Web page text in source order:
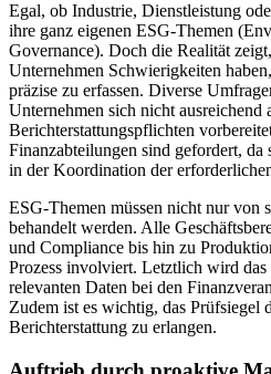
Egal, ob Industrie, Dienstleistung
ihre ganz eigenen ESG-Themen
Governance). Doch die Realität
Unternehmen Schwierigkeiten
präzise zu erfassen. Diverse
Unternehmen sich nicht ausreichend
Berichterstattungspflichten
Finanzabteilungen sind gefordert,
in der Koordination der
ESG-Themen müssen nicht nur von
behandelt werden. Alle
und Compliance bis hin zu
Prozess involviert. Letztlich wird das
relevanten Daten bei den
Zudem ist es wichtig, das Prüfsiegel
Berichterstattung zu erlangen.